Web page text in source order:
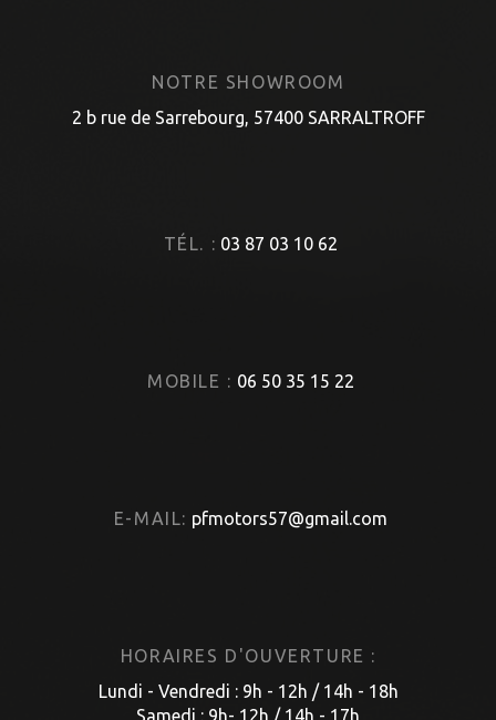
NOTRE SHOWROOM
2 b rue de Sarrebourg, 57400 SARRALTROFF
TÉL. : 03 87 03 10 62
MOBILE : 06 50 35 15 22
E-MAIL: pfmotors57@gmail.com
HORAIRES D'OUVERTURE :
Lundi - Vendredi : 9h - 12h / 14h - 18h
Samedi : 9h- 12h / 14h - 17h